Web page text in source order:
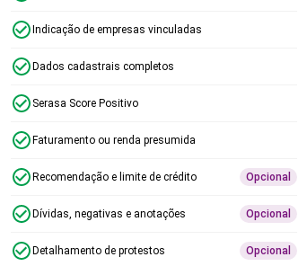
Indicação de empresas vinculadas
Dados cadastrais completos
Serasa Score Positivo
Faturamento ou renda presumida
Recomendação e limite de crédito Opcional
Dívidas, negativas e anotações Opcional
Detalhamento de protestos Opcional